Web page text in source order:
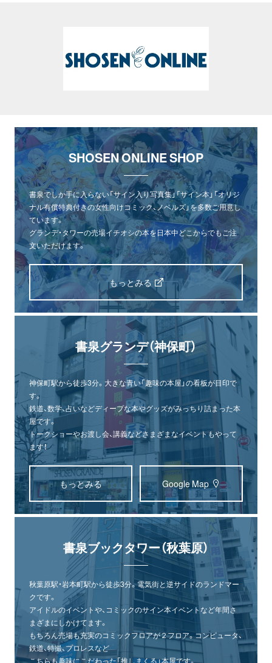
SHOSEN ONLINE SHOP
書泉でしか手に入らない「サイン入り写真集」「サイン本」「オリジ
ナル有償特典付きの女性向けコミック、ノベルズ」を多数ご用意し
ています。
グランデ・タワーの売場イチオシの本を日本中どこからでもご注
文いただけます。
もっとみる
書泉グランデ（神保町）
神保町駅から徒歩3分。大きな青い「趣味の本屋」の看板が目印で
す。
鉄道、数学、占いなどディープな本やグッズがみっちり詰まった本
屋です。
トークショーやお渡し会、講義などさまざまなイベントもやって
ます！
もっとみる Google Map
書泉ブックタワー（秋葉原）
秋葉原駅・岩本町駅から徒歩3分。電気街と逆サイドのランドマー
クです。
アイドルのイベントや、コミックのサイン本イベントなど年間さ
まざまにしかけてます。
もちろん売場も充実のコミックフロアが２フロア。コンピュータ、
鉄道、特撮、プロレスなど
こちらも趣味にこだわった「推しまくる」本屋です。
オンライン
ショップ
書泉グランデ
（神保町）
書泉ブックタワー
（秋葉原）